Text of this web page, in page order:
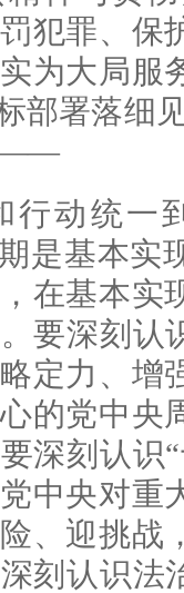
犯罪、保
为大局服
部署落细
——
行动统一
是基本实
在基本实
要深刻认
定力、增
的党中央
深刻认识
中央对重
、迎挑战
刻认识法